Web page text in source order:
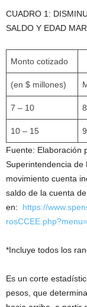
CUADRO 1:
SALDO Y EDAD
Monto cotizado
(en $ millones)
7 – 10
10 – 15
Fuente: Elaboración
Superintendencia de
movimiento cuenta
saldo de la cuenta
en: https://
*Incluye todos los
Es un corte
pesos, que